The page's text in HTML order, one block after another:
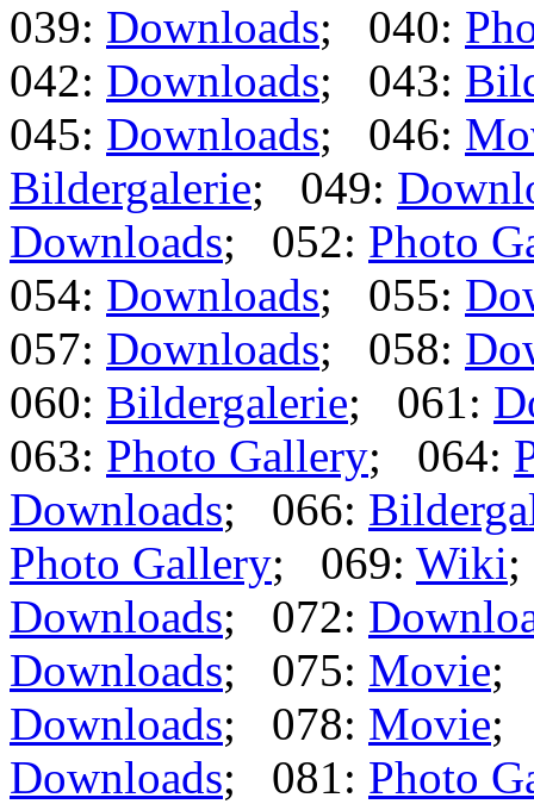
039: Downloads; 040:
042: Downloads; 043:
045: Downloads; 046:
Bildergalerie; 049:
Downloads; 052: Photo
054: Downloads; 055:
057: Downloads; 058:
060: Bildergalerie; 061:
063: Photo Gallery; 064:
Downloads; 066:
Photo Gallery; 069: Wiki
Downloads; 072:
Downloads; 075: Movie;
Downloads; 078: Movie;
Downloads; 081: Photo